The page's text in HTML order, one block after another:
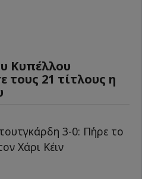
Κυπέλλου
τους 21 τίτλους η